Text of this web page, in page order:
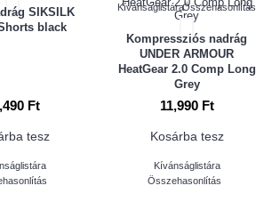
SIKSILK
black
Ft
tesz
KívánságlistáraÖsszehasonlítás
Kompressziós nadrág
UNDER ARMOUR
HeatGear 2.0 Comp Long
Grey
11,990 Ft
Kosárba tesz
Kívánságlistára
Összehasonlítás